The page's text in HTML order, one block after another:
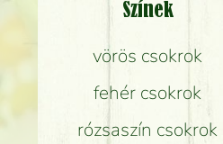
Színek
vörös csokrok
fehér csokrok
rózsaszín csokrok